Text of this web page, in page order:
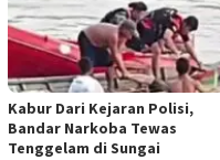
Kabur Dari Kejaran Polisi,
Bandar Narkoba Tewas
Tenggelam di Sungai